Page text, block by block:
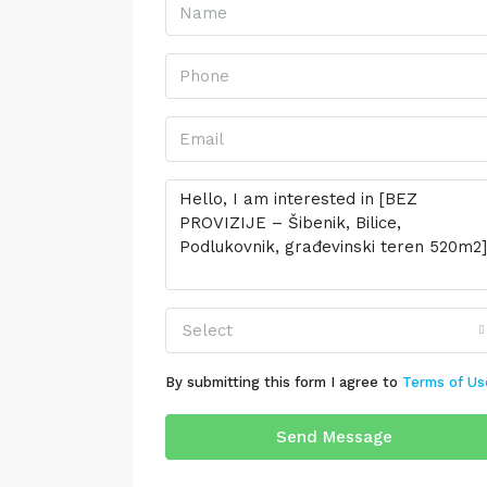
Select
By submitting this form I agree to Terms of
Send Message